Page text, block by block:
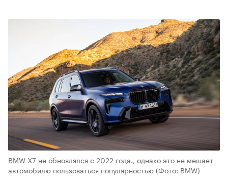
BMW X7 не обновлялся с 2022 года., однако это не мешает
автомобилю пользоваться популярностью(Фото: BMW)